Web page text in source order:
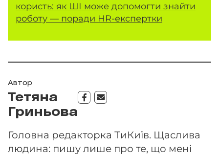
користь: як ШІ може допомогти знайти
роботу — поради HR-експертки
Автор
Тетяна
Гриньова
Головна редакторка ТиКиїв. Щаслива
людина: пишу лише про те, що мені